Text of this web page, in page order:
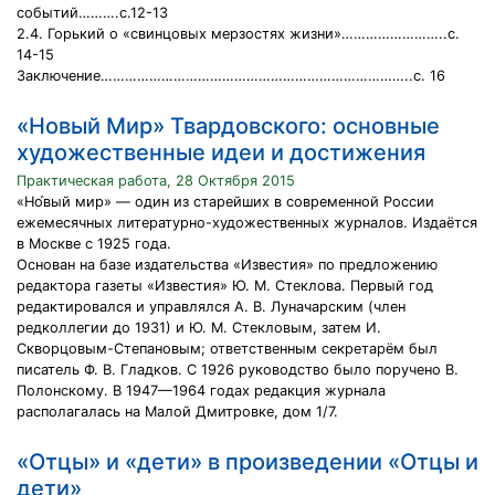
событий……….с.12-13
2.4. Горький о «свинцовых мерзостях жизни»……………………..с.
14-15
Заключение…………………………………………………………………..с. 16
«Новый Мир» Твардовского: основные
художественные идеи и достижения
Практическая работа, 28 Октября 2015
«Но́вый мир» — один из старейших в современной России
ежемесячных литературно-художественных журналов. Издаётся
в Москве с 1925 года.
Основан на базе издательства «Известия» по предложению
редактора газеты «Известия» Ю. М. Стеклова. Первый год
редактировался и управлялся А. В. Луначарским (член
редколлегии до 1931) и Ю. М. Стекловым, затем И.
Скворцовым-Степановым; ответственным секретарём был
писатель Ф. В. Гладков. С 1926 руководство было поручено В.
Полонскому. В 1947—1964 годах редакция журнала
располагалась на Малой Дмитровке, дом 1/7.
«Отцы» и «дети» в произведении «Отцы и
дети»